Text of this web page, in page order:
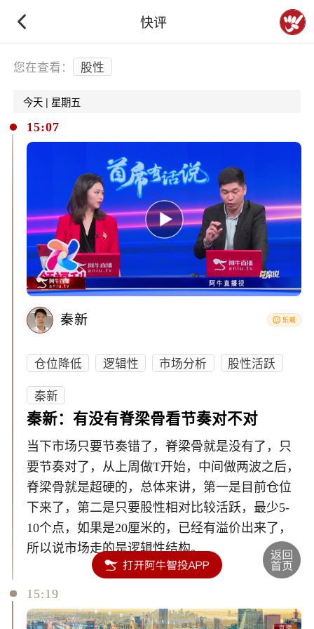
快评
下拉刷新
您在查看： 股性
今天 | 星期五
15:07
秦新
仓位降低 逻辑性 市场分析
股性活跃
秦新
秦新：有没有脊梁骨看节奏对不对
当下市场只要节奏错了，脊梁骨就是没有了，只
要节奏对了，从上周做T开始，中间做两波之后，
脊梁骨就是超硬的，总体来讲，第一是目前仓位
下来了，第二是只要股性相对比较活跃，最少5-
10个点，如果是20厘米的，已经有溢价出来了，
所以说市场走的是逻辑性结构。
15:19